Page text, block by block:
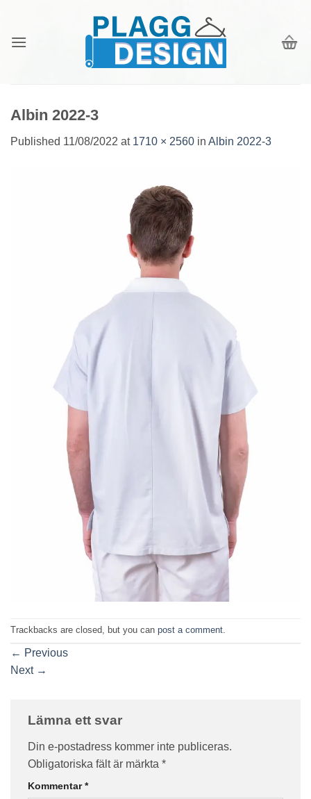
content
Albin 2022-3
Published 11/08/2022 at 1710 × 2560 in Albin 2022-3
Trackbacks are closed, but you can post a comment.
← Previous
Next →
Lämna ett svar
Din e-postadress kommer inte publiceras.
Obligatoriska fält är märkta *
Kommentar*